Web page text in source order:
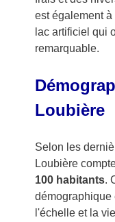
est également
lac artificiel qui
remarquable.
Loubière
Selon les
Loubière
100 habitants.
démographique
l'échelle et la